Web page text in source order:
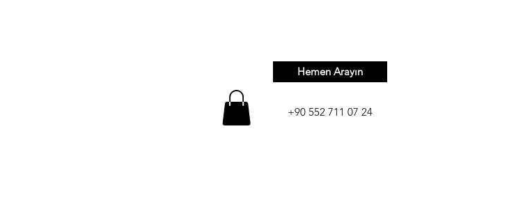
Hemen Arayın
+90 552 711 07 24